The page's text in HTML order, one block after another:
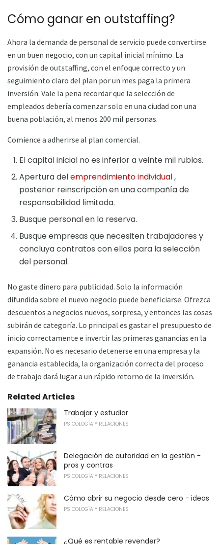
Cómo ganar en outstaffing?
Ahora la demanda de personal de servicio puede convertirse
en un buen negocio, con un capital inicial mínimo. La
provisión de outstaffing, con el enfoque correcto y un
seguimiento claro del plan por un mes paga la primera
inversión. Vale la pena recordar que la selección de
empleados debería comenzar solo en una ciudad con una
buena población, al menos 200 mil personas.
Comience a adherirse al plan comercial.
El capital inicial no es inferior a veinte mil rublos.
Apertura delemprendimiento individual,
posterior reinscripción en una compañía de
responsabilidad limitada.
Busque personal en la reserva.
Busque empresas que necesiten trabajadores y
concluya contratos con ellos para la selección
del personal.
No gaste dinero para publicidad. Solo la información
difundida sobre el nuevo negocio puede beneficiarse. Ofrezca
descuentos a negocios nuevos, sorpresa, y entonces las cosas
subirán de categoría. Lo principal es gastar el presupuesto de
inicio correctamente e invertir las primeras ganancias en la
expansión. No es necesario detenerse en una empresa y la
ganancia establecida, la organización correcta del proceso
de trabajo dará lugar a un rápido retorno de la inversión.
Related Articles
Trabajar y estudiar
PSICOLOGÍA Y RELACIONES
Delegación de autoridad en la gestión -
pros y contras
PSICOLOGÍA Y RELACIONES
Cómo abrir su negocio desde cero - ideas
PSICOLOGÍA Y RELACIONES
¿Qué es rentable revender?